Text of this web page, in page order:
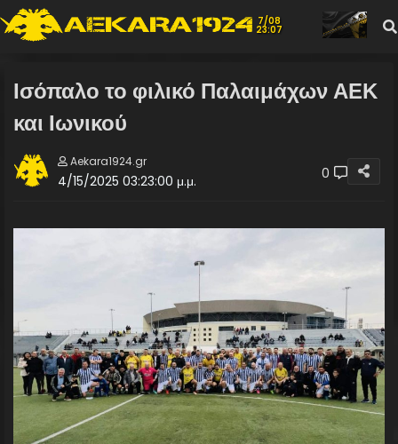
7/08
23:07
Ισόπαλο το φιλικό Παλαιμάχων ΑΕΚ
και Ιωνικού
Aekara1924.gr
4/15/2025 03:23:00 μ.μ. 0